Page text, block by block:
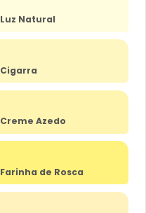
Luz Natural
Cigarra
Creme Azedo
Farinha de Rosca